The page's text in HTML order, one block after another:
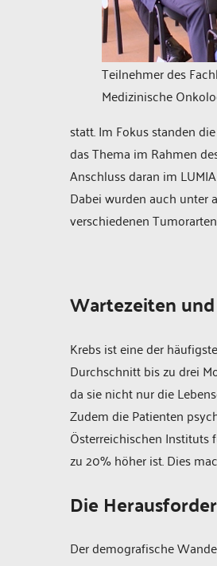
Teilnehmer des
Medizinische
statt. Im Fokus standen
das Thema im Rahmen
Anschluss daran im
Dabei wurden auch unter
verschiedenen
Wartezeiten
Krebs ist eine der
Durchschnitt bis zu drei
da sie nicht nur die
Zudem die Patienten
Österreichischen Instituts
zu 20% höher ist. Dies
Die
Der demografische